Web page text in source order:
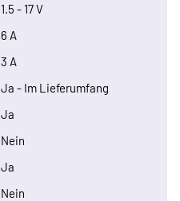
1.5 - 17 V
6 A
3 A
Ja - Im Lieferumfang
Ja
Nein
Ja
Nein